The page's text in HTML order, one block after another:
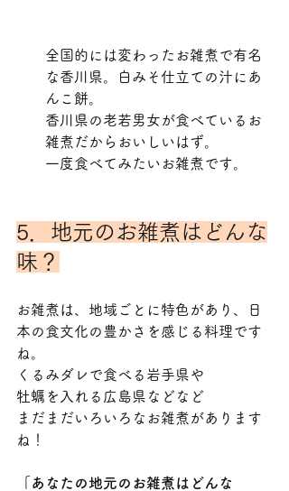
全国的には変わったお雑煮で有名
な香川県。白みそ仕立ての汁にあ
んこ餅。
香川県の老若男女が食べているお
雑煮だからおいしいはず。
一度食べてみたいお雑煮です。
5．地元のお雑煮はどんな
味？
お雑煮は、地域ごとに特色があり、日
本の食文化の豊かさを感じる料理です
ね。
くるみダレで食べる岩手県や
牡蠣を入れる広島県などなど
まだまだいろいろなお雑煮があります
ね！
「あなたの地元のお雑煮はどんな